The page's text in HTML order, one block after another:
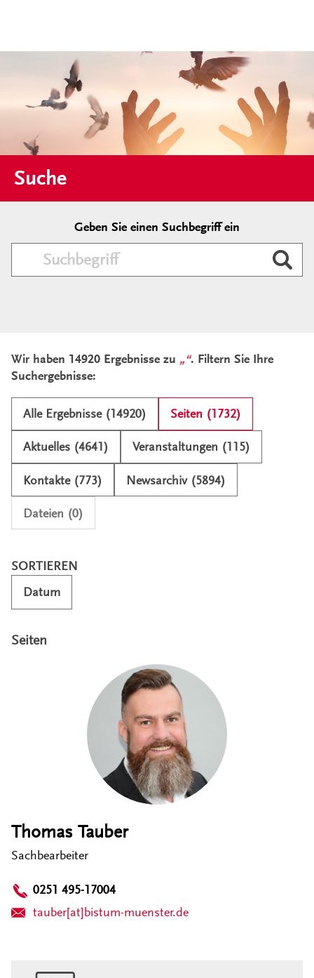
Suche
Geben Sie einen Suchbegriff ein
Wir haben 14920 Ergebnisse zu
. Filtern Sie Ihre
Suchergebnisse:
Alle Ergebnisse (14920) Seiten (1732)
Aktuelles (4641) Veranstaltungen (115)
Kontakte (773) Newsarchiv (5894)
Dateien (0)
SORTIEREN
Datum
Seiten
Thomas Tauber
Sachbearbeiter
0251 495-17004
tauber[at]bistum-muenster.de